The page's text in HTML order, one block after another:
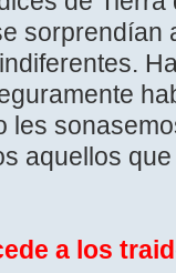
sorprendían
les
aquellos
a los